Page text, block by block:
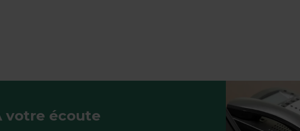
votre écoute